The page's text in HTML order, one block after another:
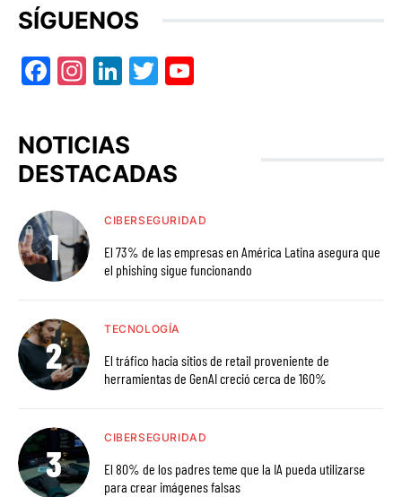
SÍGUENOS
Facebook
Instagram
LinkedIn
Twitter
NOTICIAS
DESTACADAS
CIBERSEGURIDAD
El 73% de las empresas en América Latina asegura que
el phishing sigue funcionando
TECNOLOGÍA
El tráfico hacia sitios de retail proveniente de
herramientas de GenAI creció cerca de 160%
CIBERSEGURIDAD
El 80% de los padres teme que la IA pueda utilizarse
para crear imágenes falsas